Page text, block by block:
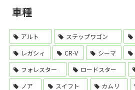
車種
アルト ステップワゴン
レガシィ
CR-V シーマ
フォレスター
ロードスター
ノア
スイフト カムリ